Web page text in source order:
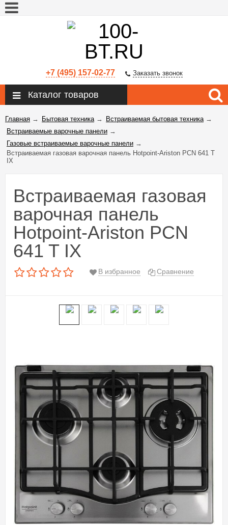
+7 (495) 157-02-77 Заказать звонок
Каталог товаров
Главная → Бытовая техника→ Встраиваемая бытовая техника→
Встраиваемые варочные панели →
Газовые встраиваемые варочные панели →
Встраиваемая газовая варочная панель Hotpoint-Ariston PCN 641 T
IX
Встраиваемая газовая
варочная панель
Hotpoint-Ariston PCN
641 T IX
В избранное Сравнение